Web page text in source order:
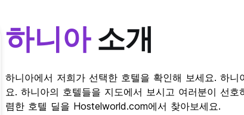
하니아소개
하니아에서 저희가 선택한 호텔을 확인해 보세요. 하
요. 하니아의 호텔들을 지도에서 보시고 여러분이 선
렴한 호텔 딜을 Hostelworld.com에서 찾아보세요.